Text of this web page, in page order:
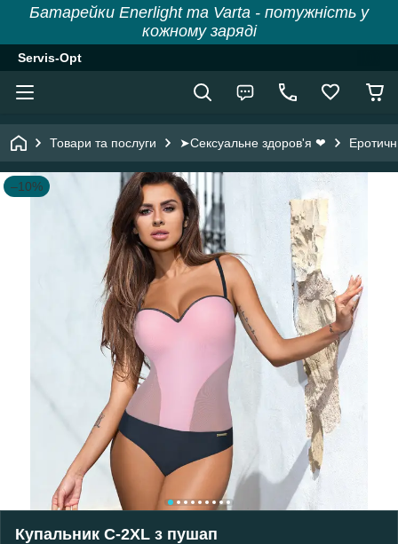
Батарейки Enerlight та Varta - потужність у
кожному заряді
Servis-Opt
Товари та послуги ➤Сексуальне здоров'я ❤
–10%
Купальник С-2ХL з пушап